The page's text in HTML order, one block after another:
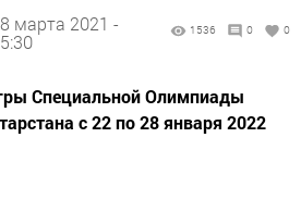
марта 2021 -
1536 0 0
Специальной Олимпиады
с 22 по 28 января 2022